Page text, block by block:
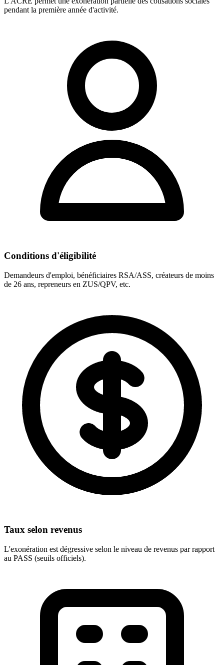
pendant la première année d'activité.
Conditions d'éligibilité
Demandeurs d'emploi, bénéficiaires RSA/ASS, créateurs de moins
de 26 ans, repreneurs en ZUS/QPV, etc.
Taux selon revenus
L'exonération est dégressive selon le niveau de revenus par rapport
au PASS (seuils officiels).